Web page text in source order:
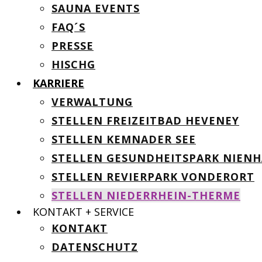
SAUNA EVENTS
FAQ´S
PRESSE
HISCHG
KARRIERE
VERWALTUNG
STELLEN FREIZEITBAD HEVENEY
STELLEN KEMNADER SEE
STELLEN GESUNDHEITSPARK
STELLEN REVIERPARK VONDERORT
STELLEN NIEDERRHEIN-THERME
KONTAKT + SERVICE
KONTAKT
DATENSCHUTZ